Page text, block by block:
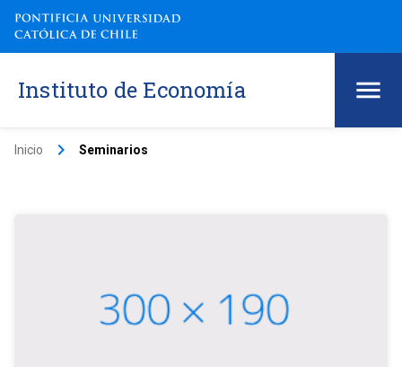
Instituto de Economía
Inicio keyboard_arrow_right Seminarios